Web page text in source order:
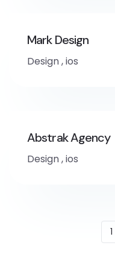
Mark Design
Design,ios
Abstrak Agency
Design,ios
1